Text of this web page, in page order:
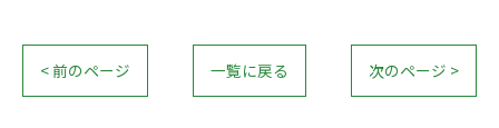
< 前のページ 一覧に戻る 次のページ >